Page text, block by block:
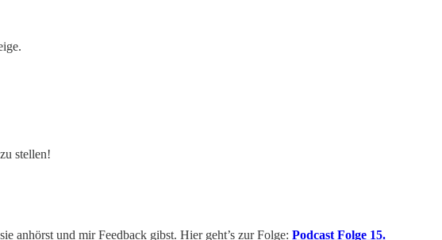
stellen!
anhörst und mir Feedback gibst. Hier geht’s zur Folge: Podcast Folge 15.